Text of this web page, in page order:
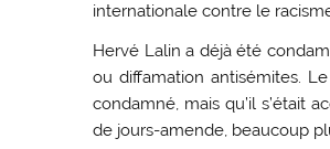
internationale contre le
Hervé Lalin a déjà été
ou diffamation antisémites.
condamné, mais qu’il s’était
de jours-amende, beaucoup